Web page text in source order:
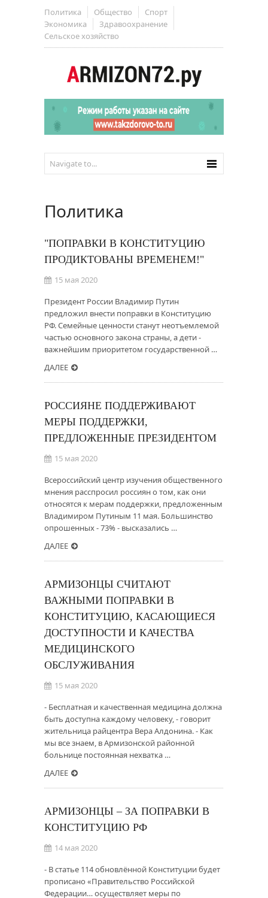
Политика Общество
Спорт
Экономика
Здравоохранение
Сельское хозяйство
Политика
"ПОПРАВКИ В КОНСТИТУЦИЮ
ПРОДИКТОВАНЫ ВРЕМЕНЕМ!"
15 мая 2020
Президент России Владимир Путин
предложил внести поправки в Конституцию
РФ. Семейные ценности станут неотъемлемой
частью основного закона страны, а дети -
важнейшим приоритетом государственной …
ДАЛЕЕ
РОССИЯНЕ ПОДДЕРЖИВАЮТ
МЕРЫ ПОДДЕРЖКИ,
ПРЕДЛОЖЕННЫЕ ПРЕЗИДЕНТОМ
15 мая 2020
Всероссийский центр изучения общественного
мнения расспросил россиян о том, как они
относятся к мерам поддержки, предложенным
Владимиром Путиным 11 мая. Большинство
опрошенных - 73% - высказались …
ДАЛЕЕ
АРМИЗОНЦЫ СЧИТАЮТ
ВАЖНЫМИ ПОПРАВКИ В
КОНСТИТУЦИЮ, КАСАЮЩИЕСЯ
ДОСТУПНОСТИ И КАЧЕСТВА
МЕДИЦИНСКОГО
ОБСЛУЖИВАНИЯ
15 мая 2020
- Бесплатная и качественная медицина должна
быть доступна каждому человеку, - говорит
жительница райцентра Вера Алдонина. - Как
мы все знаем, в Армизонской районной
больнице постоянная нехватка …
ДАЛЕЕ
АРМИЗОНЦЫ – ЗА ПОПРАВКИ В
КОНСТИТУЦИЮ РФ
14 мая 2020
- В статье 114 обновлённой Конституции будет
прописано «Правительство Российской
Федерации… осуществляет меры по